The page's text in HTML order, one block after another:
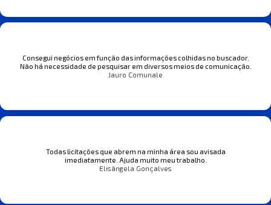
Consegui negócios em função das informações colhidas no buscador.
Não há necessidade de pesquisar em diversos meios de comunicação.
Jauro Comunale
Todas licitações que abrem na minha área sou avisada
imediatamente. Ajuda muito meu trabalho.
Elisângela Gonçalves